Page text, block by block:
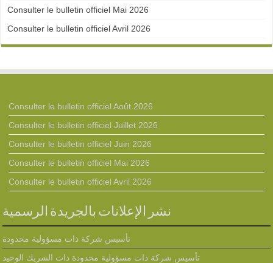
Consulter le bulletin officiel Mai 2026
Consulter le bulletin officiel Avril 2026
Consulter le bulletin officiel Août 2026
Consulter le bulletin officiel Juillet 2026
Consulter le bulletin officiel Juin 2026
Consulter le bulletin officiel Mai 2026
Consulter le bulletin officiel Avril 2026
نشر الإعلانات بالجريدة الرسمية
تأسيس شركة ذات مسؤولية محدودة
تأسيس شركة ذات مسؤولية محدودة ذات الشريك الوحيد